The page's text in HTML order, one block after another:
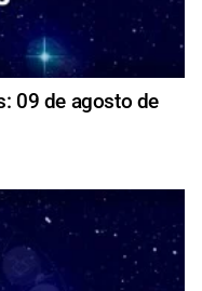
09 de agosto de